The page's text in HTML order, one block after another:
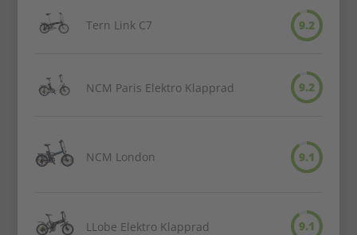
Tern Link C7 9.2
NCM Paris Elektro Klapprad 9.2
NCM London 9.1
LLobe Elektro Klapprad 9.1